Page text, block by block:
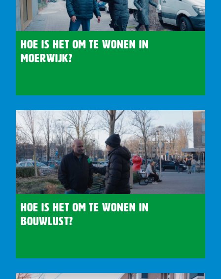
Hoe is het om te wonen in
Moerwijk?
Hoe is het om te wonen in
Bouwlust?